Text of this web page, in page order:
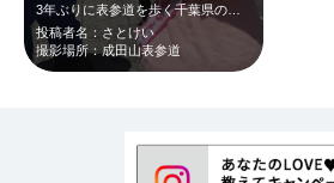
3年ぶりに表参道を歩く千葉県のご当地キャラたち。3年と言っても、2019年は台…
投稿者名：さとけい
撮影場所：成田山表参道